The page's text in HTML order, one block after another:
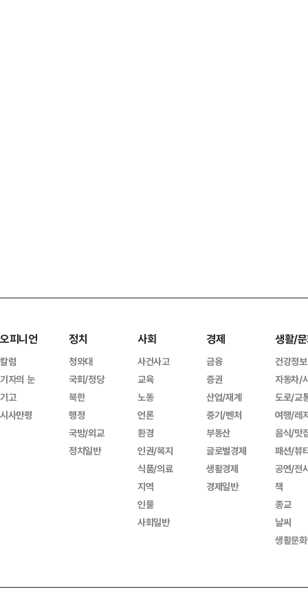
오피니언
칼럼
기자의 눈
기고
시사만평
정치
청와대
국회/정당
북한
행정
국방/외교
정치일반
사회
사건사고
교육
노동
언론
환경
인권/복지
식품/의료
지역
인물
사회일반
경제
금융
증권
산업/재계
중기/벤처
부동산
글로벌경제
생활경제
경제일반
생활/
건강정보
자동차/
도로/교
여행/레
음식/맛
패션/뷰
공연/전
책
종교
날씨
생활문